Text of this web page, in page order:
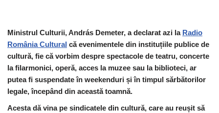
Ministrul Culturii, András Demeter, a declarat azi la Radio
România Cultural că evenimentele din instituțiile publice de
cultură, fie că vorbim despre spectacole de teatru, concerte
la filarmonici, operă, acces la muzee sau la biblioteci, ar
putea fi suspendate în weekenduri și în timpul sărbătorilor
legale, începând din această toamnă.
Acesta dă vina pe sindicatele din cultură, care au reușit să